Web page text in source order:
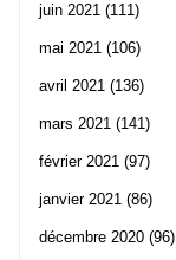
juin 2021 (111)
mai 2021 (106)
avril 2021 (136)
mars 2021 (141)
février 2021 (97)
janvier 2021 (86)
décembre 2020 (96)